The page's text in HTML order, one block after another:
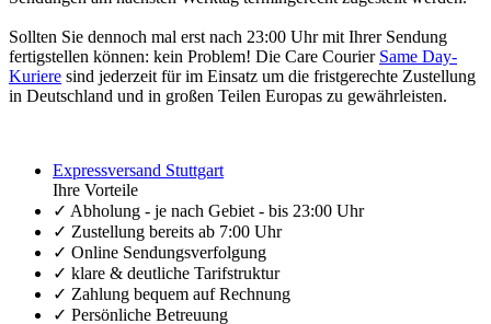
Sollten Sie dennoch mal erst nach 23:00 Uhr mit Ihrer Sendung
fertigstellen können: kein Problem! Die Care Courier Same Day-
Kuriere sind jederzeit für im Einsatz um die fristgerechte Zustellung
in Deutschland und in großen Teilen Europas zu gewährleisten.
Expressversand Stuttgart
Ihre Vorteile
✓ Abholung - je nach Gebiet - bis 23:00 Uhr
✓ Zustellung bereits ab 7:00 Uhr
✓ Online Sendungsverfolgung
✓ klare & deutliche Tarifstruktur
✓ Zahlung bequem auf Rechnung
✓ Persönliche Betreuung